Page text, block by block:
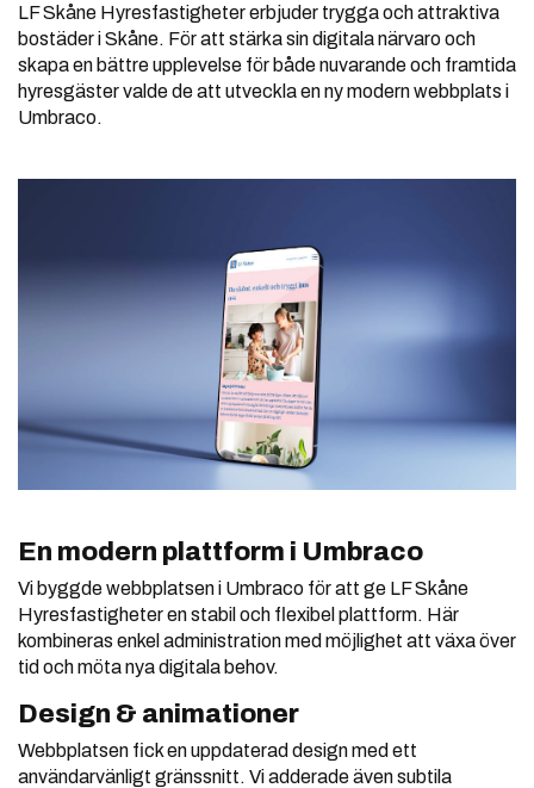
LF Skåne Hyresfastigheter erbjuder trygga och attraktiva
bostäder i Skåne. För att stärka sin digitala närvaro och
skapa en bättre upplevelse för både nuvarande och framtida
hyresgäster valde de att utveckla en ny modern webbplats i
Umbraco.
En modern plattform i Umbraco
Vi byggde webbplatsen i Umbraco för att ge LF Skåne
Hyresfastigheter en stabil och flexibel plattform. Här
kombineras enkel administration med möjlighet att växa över
tid och möta nya digitala behov.
Design & animationer
Webbplatsen fick en uppdaterad design med ett
användarvänligt gränssnitt. Vi adderade även subtila